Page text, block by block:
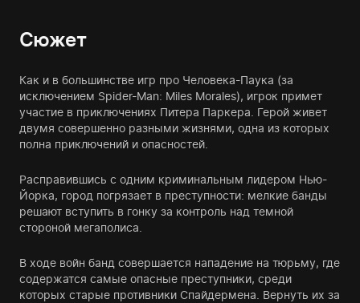
Сюжет
Как и в большинстве игр про Человека-Паука (за
исключением Spider-Man: Miles Morales), игрок примет
участие в приключениях Питера Паркера. Герой живет
двумя совершенно разными жизнями, одна из которых
полна приключений и опасностей.
Расправившись с одним криминальным лидером Нью-
Йорка, город погрязает в преступности: мелкие банды
решают вступить в гонку за контроль над темной
стороной мегаполиса.
В ходе войн банд совершается нападение на тюрьму, где
содержатся самые опасные преступники, среди
которых старые противники Спайдермена. Вернуть их за